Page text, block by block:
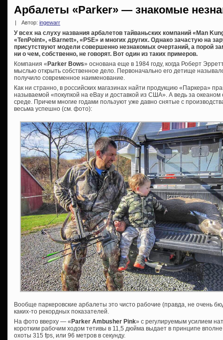
Арбалеты «Parker» — знакомые
| Автор: ingewarr
У всех на слуху названия арбалетов тайваньских компаний «Man
«TenPoint», «Barnett», «PSE» и многих других. Однако зачастую на
присутствуют модели совершенно незнакомых очертаний, а порой
ни о чем, собственно, не говорят. Вот один из таких примеров.
Компания « Parker Bows» основана еще в 1984 году, когда Роберт
мыслью открыть собственное дело. Первоначально его детище
получило современное наименование.
Как ни странно, в российских магазинах найти продукцию «Паркера»
называемой «покупкой на eBay и доставкой из США». А ведь за океаном
среде. Причем многие годами пользуют уже давно снятые с
весьма успешно (см. фото):
Вообще паркеровские арбалеты это чисто рабочие (правда, не очень
каких-то рекордных показателей.
На фото вверху — « Parker Ambusher Pink» с регулируемым усилием
коротким рабочим ходом тетивы в 11,5 дюйма выдает в принципе
охоты 315 fps, или 96 метров в секунду.